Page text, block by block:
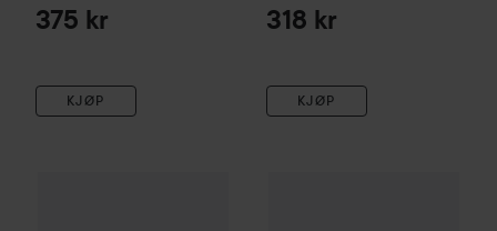
375 kr
KJØP
318 kr
KJØP